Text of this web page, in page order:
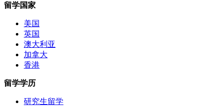
留学国家
美国
英国
澳大利亚
加拿大
香港
留学学历
研究生留学